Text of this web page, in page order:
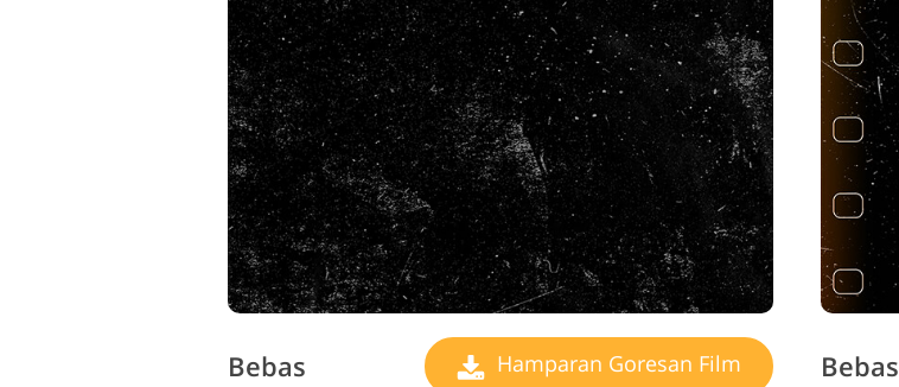
Bebas Hamparan Goresan Film Bebas